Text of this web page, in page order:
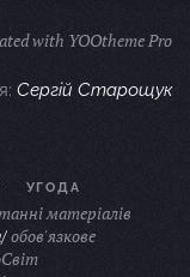
with YOOtheme Pro
Сергій Старощук
УГОДА
матеріалів
обов'язкове